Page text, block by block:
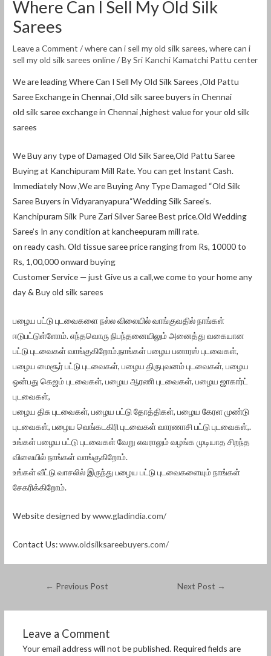
Where Can I Sell My Old Silk
Sarees
Leave a Comment /where can i sell my old silk sarees,where can i
sell my old silk sarees online/ BySri Kanchi Kamatchi Pattu center
We are leading Where Can I Sell My Old Silk Sarees ,Old Pattu
Saree Exchange in Chennai ,Old silk saree buyers in Chennai
old silk saree exchange in Chennai ,highest value for your old silk
sarees
We Buy any type of Damaged Old Silk Saree,Old Pattu Saree
Buying at Kanchipuram Mill Rate. You can get Instant Cash.
Immediately Now ,We are Buying Any Type Damaged “Old Silk
Saree Buyers in Vidyaranyapura“Wedding Silk Saree’s.
Kanchipuram Silk Pure Zari Silver Saree Best price.Old Wedding
Saree’s In any condition at kancheepuram mill rate.
on ready cash. Old tissue saree price ranging from Rs, 10000 to
Rs, 1,00,000 onward buying
Customer Service — just Give us a call,we come to your home any
day & Buy old silk sarees
பழைய பட்டு புடவைகளை நல்ல விலையில் வாங்குவதில் நாங்கள்
ஈடுபட்டுள்ளோம். எந்தவொரு நிபந்தனையிலும் அனைத்து வகையான
பட்டு புடவைகள் வாங்குகிறோம்.நாங்கள் பழைய பனாரஸ் புடவைகள்,
பழைய மைசூர் பட்டு புடவைகள், பழைய திருபுவனம் புடவைகள், பழைய
ஒன்பது கெஜம் புடவைகள், பழைய ஆரணி புடவைகள், பழைய ஜாகார்ட்
புடவைகள்,
பழைய திசு புடவைகள், பழைய பட்டு தோத்திகள், பழைய கேரள முண்டு
புடவைகள், பழைய வெங்கடகிரி புடவைகள் வாரணாசி பட்டு புடவைகள்,.
உங்கள் பழைய பட்டு புடவைகள் வேறு எவராலும் வழங்க முடியாத சிறந்த
விலையில் நாங்கள் வாங்குகிறோம்.
உங்கள் வீட்டு வாசலில் இருந்து பழைய பட்டு புடவைகளையும் நாங்கள்
சேகரிக்கிறோம்.
Website designed bywww.gladindia.com/
Contact Us:www.oldsilksareebuyers.com/
← Previous Post Next Post →
Leave a Comment
Your email address will not be published. Required fields are